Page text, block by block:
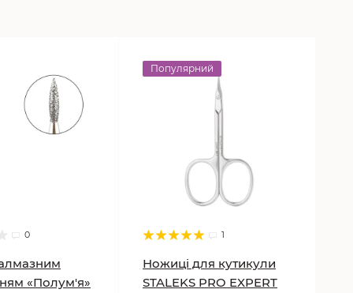
0
«Полум'я»
Популярний
1
Ножиці для кутикули
STALEKS PRO EXPERT